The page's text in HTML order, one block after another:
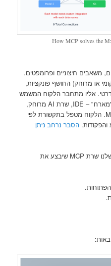
How MCP solves the
משאבים חיצוניים ופרומפטים.
או מרוחק) החושף פונקציות,
אליו מתחבר הלקוח המשמש
כמתווך בין יישום ה-AI (המכונה גם "מארח" – IDE, שרת AI מרוחק,
סוכן AU או כלי מקומי) לשרת ה-MCP. הלקוח מטפל בתקשורת לפי
והפקודות.הסבר נרחב ניתן
לצרכי לימוד ננסה לבנות בפרוייקט שלנו שרת MCP שיבצע את